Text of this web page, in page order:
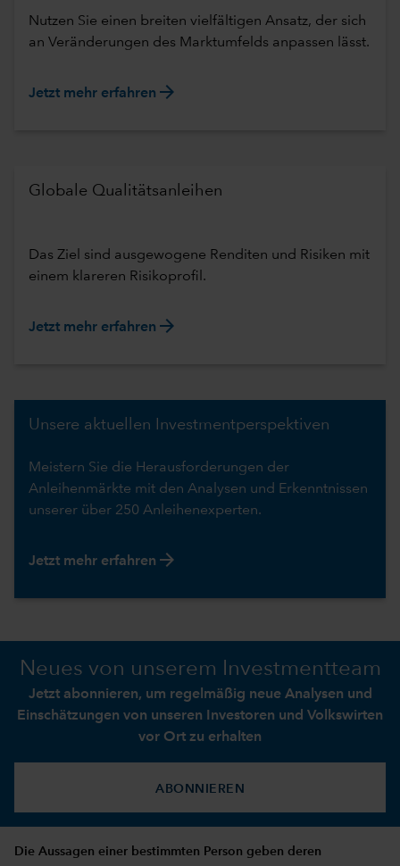
Nutzen Sie einen breiten vielfältigen Ansatz, der sich
an Veränderungen des Marktumfelds anpassen lässt.
Jetzt mehr erfahren arrow_forward
Globale Qualitätsanleihen
Das Ziel sind ausgewogene Renditen und Risiken mit
einem klareren Risikoprofil.
Jetzt mehr erfahren arrow_forward
Unsere aktuellen Investmentperspektiven
Meistern Sie die Herausforderungen der
Anleihenmärkte mit den Analysen und Erkenntnissen
unserer über 250 Anleihenexperten.
Jetzt mehr erfahren arrow_forward
Neues von unserem Investmentteam
Jetzt abonnieren, um regelmäßig neue Analysen und
Einschätzungen von unseren Investoren und Volkswirten
vor Ort zu erhalten
ABONNIEREN
Die Aussagen einer bestimmten Person geben deren